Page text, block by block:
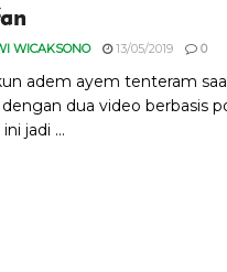
WICAKSONO 13/05/2019 0
adem ayem tenteram
dua video berbasis
jadi ...